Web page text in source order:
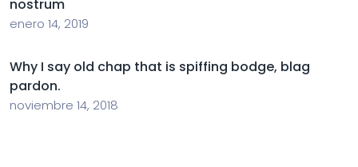
nostrum
enero 14, 2019
Why I say old chap that is spiffing bodge, blag
pardon.
noviembre 14, 2018